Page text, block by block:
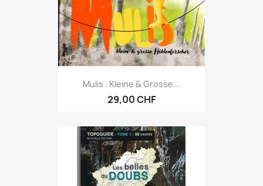
Mulis : Kleine & Grosse...
29,00 CHF